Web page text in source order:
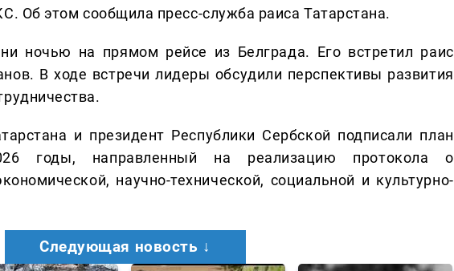
Об этом сообщила пресс-служба раиса Татарстана.
ночью на прямом рейсе из Белграда. Его встретил раис
В ходе встречи лидеры обсудили перспективы развития
и президент Республики Сербской подписали план
годы, направленный на реализацию протокола о
научно-технической, социальной и культурно-
Следующая новость ↓